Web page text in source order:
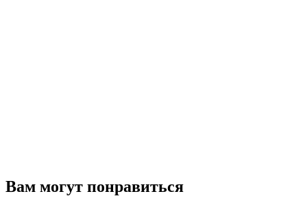
Вам могут понравиться